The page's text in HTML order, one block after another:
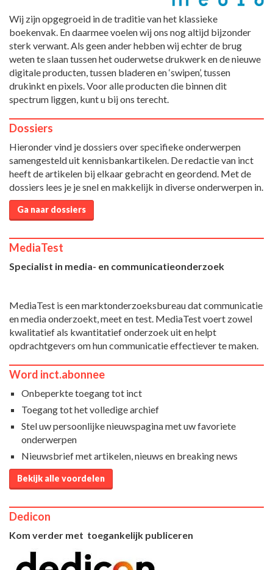
Wij zijn opgegroeid in de traditie van het klassieke
boekenvak. En daarmee voelen wij ons nog altijd bijzonder
sterk verwant. Als geen ander hebben wij echter de brug
weten te slaan tussen het ouderwetse drukwerk en de nieuwe
digitale producten, tussen bladeren en ‘swipen’, tussen
drukinkt en pixels. Voor alle producten die binnen dit
spectrum liggen, kunt u bij ons terecht.
Dossiers
Hieronder vind je dossiers over specifieke onderwerpen
samengesteld uit kennisbankartikelen. De redactie van inct
heeft de artikelen bij elkaar gebracht en geordend. Met de
dossiers lees je je snel en makkelijk in diverse onderwerpen in.
Ga naar dossiers
MediaTest
Specialist in media- en communicatieonderzoek
MediaTest is een marktonderzoeksbureau dat communicatie
en media onderzoekt, meet en test. MediaTest voert zowel
kwalitatief als kwantitatief onderzoek uit en helpt
opdrachtgevers om hun communicatie effectiever te maken.
Word inct.abonnee
Onbeperkte toegang tot inct
Toegang tot het volledige archief
Stel uw persoonlijke nieuwspagina met uw favoriete
onderwerpen
Nieuwsbrief met artikelen, nieuws en breaking news
Bekijk alle voordelen
Dedicon
Kom verder met toegankelijk publiceren